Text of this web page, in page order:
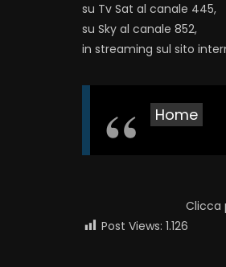
su Tv Sat al canale 445,
su Sky al canale 852,
in streaming sul sito
Home
Clicca
Post Views: 1.126